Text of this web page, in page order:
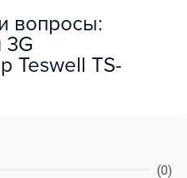
вопросы:
Teswell TS-
(0)